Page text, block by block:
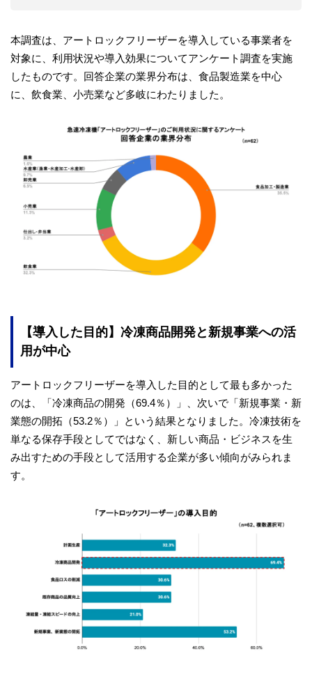
本調査は、アートロックフリーザーを導入している事業者を
対象に、利用状況や導入効果についてアンケート調査を実施
したものです。回答企業の業界分布は、食品製造業を中心
に、飲食業、小売業など多岐にわたりました。
【導入した目的】冷凍商品開発と新規事業への活
用が中心
アートロックフリーザーを導入した目的として最も多かった
のは、「冷凍商品の開発（69.4％）」、次いで「新規事業・新
業態の開拓（53.2％）」という結果となりました。冷凍技術を
単なる保存手段としてではなく、新しい商品・ビジネスを生
み出すための手段として活用する企業が多い傾向がみられま
す。